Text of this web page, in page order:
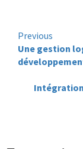
Continue
Previous
Une gestion